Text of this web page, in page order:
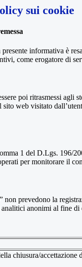
sui cookie
presente informativa è
come erogatore di
poi ritrasmessi agli
web visitato
1 del D.Lgs. 196/
per monitorare il
prevedono la
anonimi al fine di
chiusura/accettazione